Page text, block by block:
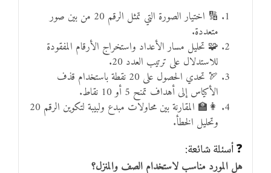
🔢 اختيار الصورة التي تمثل الرقم 20 من بين صور
متعددة.
🧩 تحليل مسار الأعداد واستخراج الأرقام المفقودة
للاستدلال على ترتيب العدد 20.
🏹 تحدي الحصول على 20 نقطة باستخدام قذف
الأكياس إلى أهداف تمنح 5 أو 10 نقاط.
👩‍🏫 المقارنة بين محاولات مبدع ولبيبة لتكوين الرقم 20
وتحليل الخطأ.
❓ أسئلة شائعة:
هل المورد مناسب لاستخدام الصف والمنزل؟